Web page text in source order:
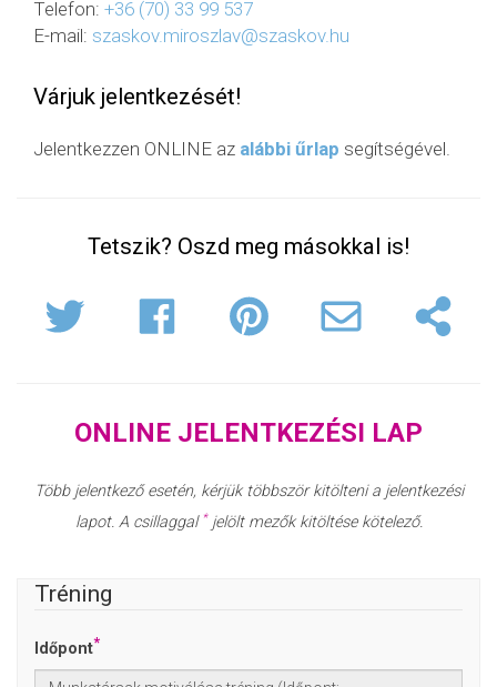
Telefon: +36 (70) 33 99 537
E-mail: szaskov.miroszlav@szaskov.hu
Várjuk jelentkezését!
Jelentkezzen ONLINE az alábbi űrlap segítségével.
Tetszik? Oszd meg másokkal is!
ONLINE JELENTKEZÉSI LAP
Több jelentkező esetén, kérjük többször kitölteni a jelentkezési
lapot. A csillaggal *jelölt mezők kitöltése kötelező.
Tréning
Időpont*